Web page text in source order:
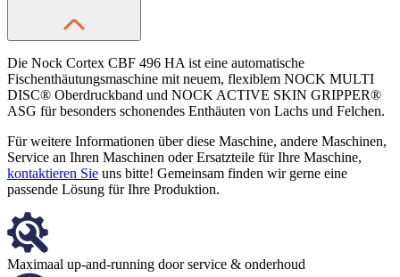
Die Nock Cortex CBF 496 HA ist eine automatische
Fischenthäutungsmaschine mit neuem, flexiblem NOCK MULTI
DISC® Oberdruckband und NOCK ACTIVE SKIN GRIPPER®
ASG für besonders schonendes Enthäuten von Lachs und Felchen.
Für weitere Informationen über diese Maschine, andere Maschinen,
Service an Ihren Maschinen oder Ersatzteile für Ihre Maschine,
kontaktieren Sie uns bitte! Gemeinsam finden wir gerne eine
passende Lösung für Ihre Produktion.
Maximaal up-and-running door service & onderhoud